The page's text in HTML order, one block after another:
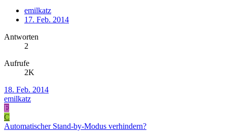
emilkatz
17. Feb. 2014
Antworten
2
Aufrufe
2K
18. Feb. 2014
emilkatz
E
C
Automatischer Stand-by-Modus verhindern?